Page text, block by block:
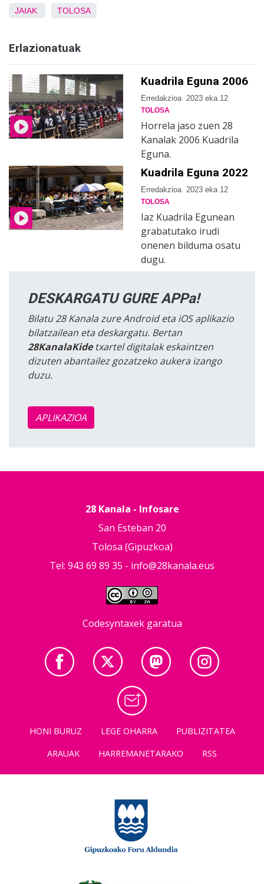
JAIAK TOLOSA
Erlazionatuak
Kuadrila Eguna 2006
Erredakzioa 2023 eka 12
TOLOSA
Horrela jaso zuen 28
Kanalak 2006 Kuadrila
Eguna.
Kuadrila Eguna 2022
Erredakzioa 2023 eka 12
TOLOSA
Iaz Kuadrila Egunean
grabatutako irudi
onenen bilduma osatu
dugu.
DESKARGATU GURE APPa!
Bilatu 28 Kanala zure Android eta iOS aplikazio
bilatzailean eta deskargatu. Bertan
28KanalaKidetxartel digitalak eskaintzen
dizuten abantailez gozatzeko aukera izango
duzu.
APLIKAZIOA
28 Kanala - Infosare
San Esteban 20
Tolosa (Gipuzkoa)
Tel: 943 69 89 35 - info@28kanala.eus
Codesyntaxek garatua
HONI BURUZ LEGE OHARRA
PUBLIZITATEA
ARAUAK
HARREMANETARAKO RSS